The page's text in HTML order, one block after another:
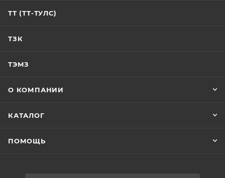
ТТ (ТТ-ТУЛС)
ТЗК
ТЭМЗ
О КОМПАНИИ
КАТАЛОГ
ПОМОЩЬ